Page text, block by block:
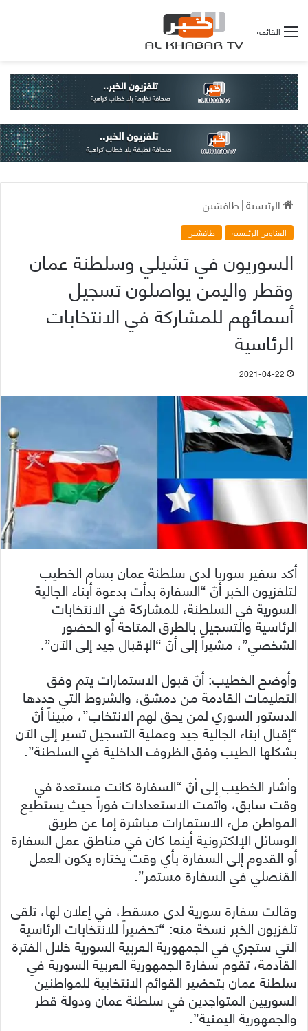
القائمة
الرئيسية|طافشين
العناوين الرئيسية طافشين
السوريون في تشيلي وسلطنة عمان
وقطر واليمن يواصلون تسجيل
أسمائهم للمشاركة في الانتخابات
الرئاسية
2021-04-22
أكد سفير سوريا لدى سلطنة عمان بسام الخطيب
لتلفزيون الخبر أنّ “السفارة بدأت بدعوة أبناء الجالية
السورية في السلطنة، للمشاركة في الانتخابات
الرئاسية والتسجيل بالطرق المتاحة أو الحضور
الشخصي”، مشيراً إلى أنّ “الإقبال جيد إلى الآن”.
وأوضح الخطيب: أنّ قبول الاستمارات يتم وفق
التعليمات القادمة من دمشق، والشروط التي حددها
الدستور السوري لمن يحق لهم الانتخاب”، مبيناً أنّ
“إقبال أبناء الجالية جيد وعملية التسجيل تسير إلى الآن
بشكلها الطيب وفق الظروف الداخلية في السلطنة”.
وأشار الخطيب إلى أنّ “السفارة كانت مستعدة في
وقت سابق، وأتمت الاستعدادات فوراً حيث يستطيع
المواطن ملء الاستمارات مباشرة إما عن طريق
الوسائل الإلكترونية أينما كان في مناطق عمل السفارة
أو القدوم إلى السفارة بأي وقت يختاره يكون العمل
القنصلي في السفارة مستمر”.
وقالت سفارة سورية لدى مسقط، في إعلان لها، تلقى
تلفزيون الخبر نسخة منه: “تحضيراً للانتخابات الرئاسية
التي ستجري في الجمهورية العربية السورية خلال الفترة
القادمة، تقوم سفارة الجمهورية العربية السورية في
سلطنة عمان بتحضير القوائم الانتخابية للمواطنين
السوريين المتواجدين في سلطنة عمان ودولة قطر
والجمهورية اليمنية”.